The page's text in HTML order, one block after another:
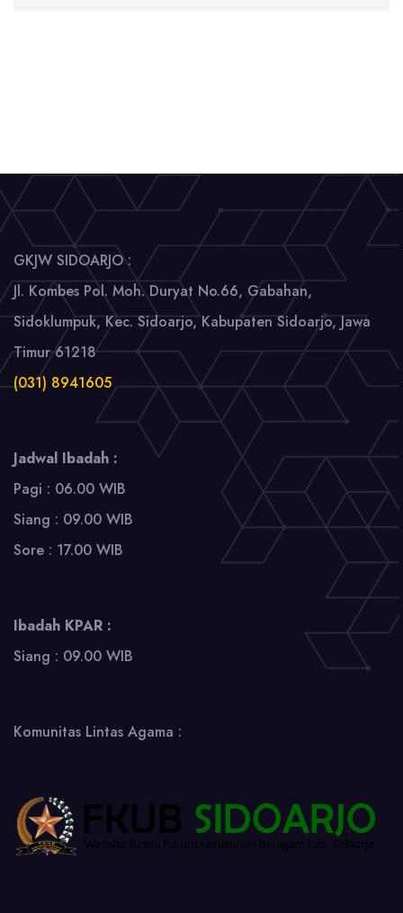
GKJW SIDOARJO :
Jl. Kombes Pol. Moh. Duryat No.66, Gabahan,
Sidoklumpuk, Kec. Sidoarjo, Kabupaten Sidoarjo, Jawa
Timur 61218
(031) 8941605
Jadwal Ibadah :
Pagi : 06.00 WIB
Siang : 09.00 WIB
Sore : 17.00 WIB
Ibadah KPAR :
Siang : 09.00 WIB
Komunitas Lintas Agama :